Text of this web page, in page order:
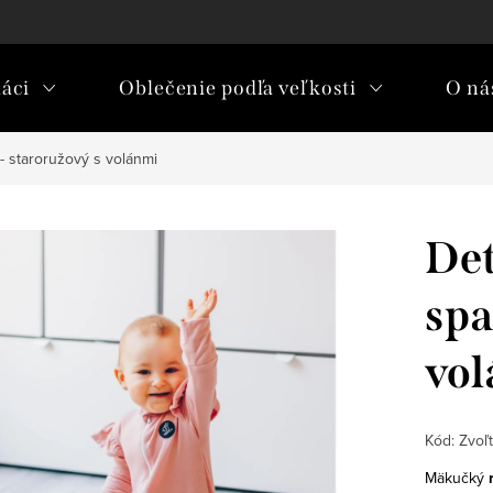
Oblečenie podľa veľkosti O
staroružový s volánmi
Kód:
Mäkučký